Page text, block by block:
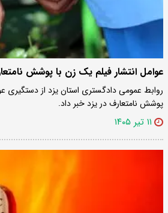
عوامل انتشار فیلم یک زن با پوشش
روابط عمومی دادگستری استان یزد از دستگیری
پوشش نامتعارف در یزد خبر داد.
۱۱ تیر ۱۴۰۵